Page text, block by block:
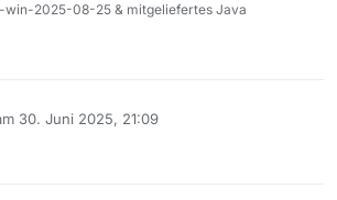
win-2025-08-25 & mitgeliefertes Java
30. Juni 2025, 21:09
von